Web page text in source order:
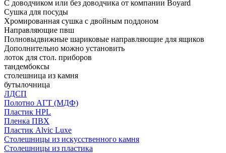
С доводчиком или без доводчика от компании Boyard
Сушка для посуды
Хромированная сушка с двойным поддоном
Направляющие пвш
Полновыдвижные шариковые направляющие для ящиков
Дополнительно можно установить
лоток для стол. приборов
тандембоксы
столешница из камня
бутылочница
ЛДСП
Полотно АГТ (МДФ)
Пластик HPL
Пленка ПВХ
Пластик Alvic Luxe
Столешницы из искусственного камня
Столешницы из пластика